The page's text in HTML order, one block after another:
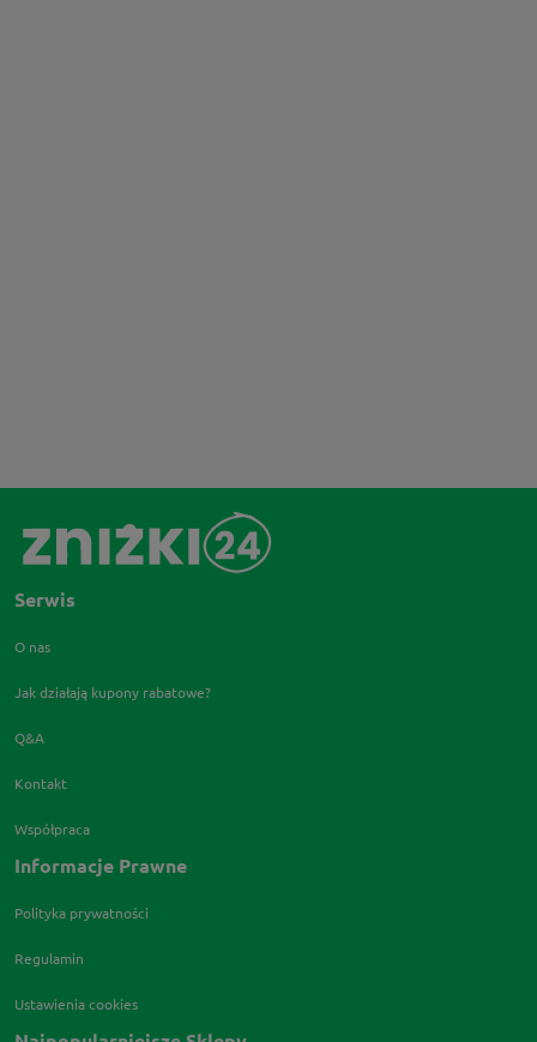
Serwis
O nas
Jak działają kupony rabatowe?
Q&A
Kontakt
Współpraca
Informacje Prawne
Polityka prywatności
Regulamin
Ustawienia cookies